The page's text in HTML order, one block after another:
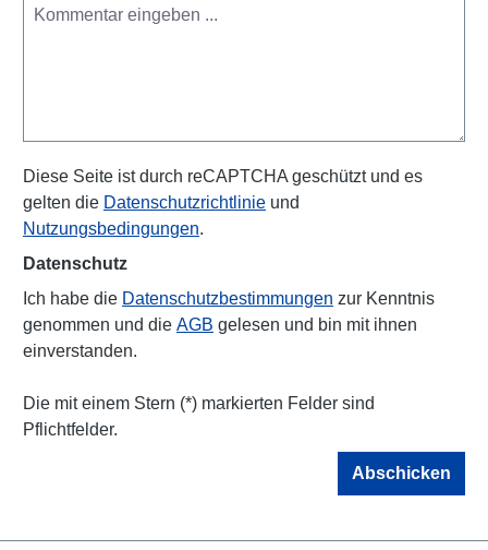
Diese Seite ist durch reCAPTCHA geschützt und es
gelten die Datenschutzrichtlinie und
Nutzungsbedingungen.
Datenschutz
Ich habe die Datenschutzbestimmungen zur Kenntnis
genommen und die AGB gelesen und bin mit ihnen
einverstanden.
Die mit einem Stern (*) markierten Felder sind
Pflichtfelder.
Abschicken